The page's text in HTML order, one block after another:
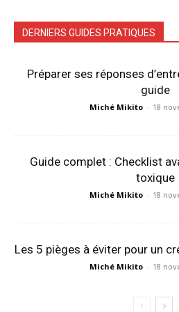
DERNIERS GUIDES PRATIQUES
Préparer ses réponses
guide
Miché Mikito - 18
Guide complet : Checklist
toxique
Miché Mikito - 18
Les 5 pièges à éviter pour un
Miché Mikito - 18